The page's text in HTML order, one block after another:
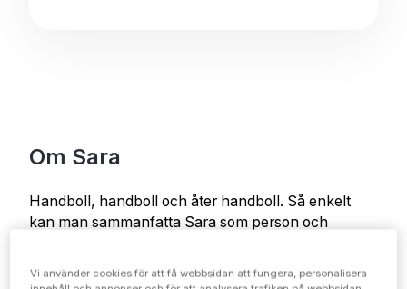
Om Sara
Handboll, handboll och åter handboll. Så enkelt
kan man sammanfatta Sara som person och
breddats på senare år i form av barn, kedjehus,
Vi använder cookies för att få webbsidan att fungera, personalisera